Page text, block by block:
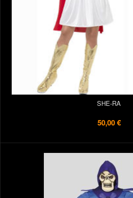
SHE-RA
50,00 €